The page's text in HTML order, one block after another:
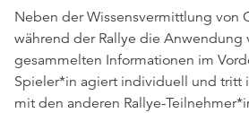
Neben der Wissensvermittlung von
während der Rallye die Anwendung
gesammelten Informationen im
Spieler*in agiert individuell und tritt
mit den anderen Rallye-